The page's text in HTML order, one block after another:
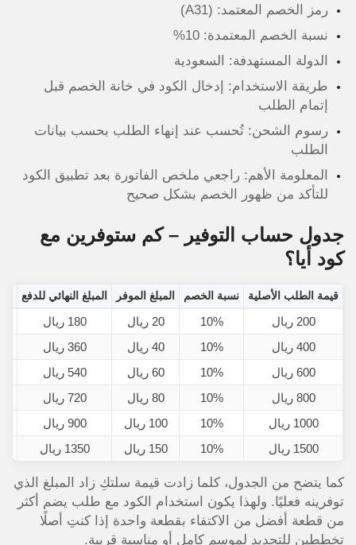
رمز الخصم المعتمد: (A31)
نسبة الخصم المعتمدة: 10%
الدولة المستهدفة: السعودية
طريقة الاستخدام: إدخال الكود في خانة الخصم قبل
إتمام الطلب
رسوم الشحن: تُحسب عند إنهاء الطلب بحسب بيانات
الطلب
المعلومة الأهم: راجعي ملخص الفاتورة بعد تطبيق الكود
للتأكد من ظهور الخصم بشكل صحيح
جدول حساب التوفير – كم ستوفرين مع
كود أيا؟
قيمة الطلب الأصلية نسبة الخصم المبلغ الموفر المبلغ النهائي للدفع
200 ريال 10% 20 ريال
180 ريال
400 ريال
10% 40 ريال
360 ريال
600 ريال
10% 60 ريال
540 ريال
800 ريال
10% 80 ريال 720 ريال
1000 ريال
10% 100 ريال
900 ريال
1500 ريال
10% 150 ريال 1350 ريال
كما يتضح من الجدول، كلما زادت قيمة سلتكِ زاد المبلغ الذي
توفرينه فعليًا. ولهذا يكون استخدام الكود مع طلب يضم أكثر
من قطعة أفضل من الاكتفاء بقطعة واحدة إذا كنتِ أصلًا
تخططين للتجديد لموسم كامل أو مناسبة قريبة.